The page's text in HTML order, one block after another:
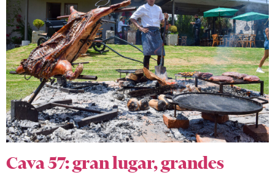
Cava 57: gran lugar, grandes